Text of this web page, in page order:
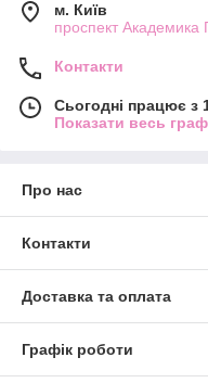
м. Київ
проспект Академика
Контакти
Сьогодні працює з
Показати весь
Про нас
Контакти
Доставка та оплата
Графік роботи